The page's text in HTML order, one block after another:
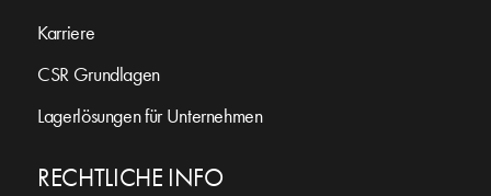
Karriere
CSR Grundlagen
Lagerlösungen für Unternehmen
RECHTLICHE INFO